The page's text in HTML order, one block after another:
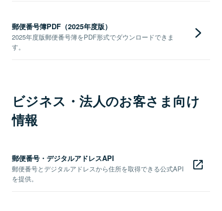
郵便番号簿PDF（2025年度版）
2025年度版郵便番号簿をPDF形式でダウンロードできま
す。
ビジネス・法人のお客さま向け
情報
郵便番号・デジタルアドレスAPI
郵便番号とデジタルアドレスから住所を取得できる公式API
を提供。